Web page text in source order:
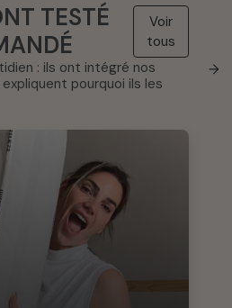
TESTÉ
Voir
tous
→
: ils ont intégré nos
pourquoi ils les